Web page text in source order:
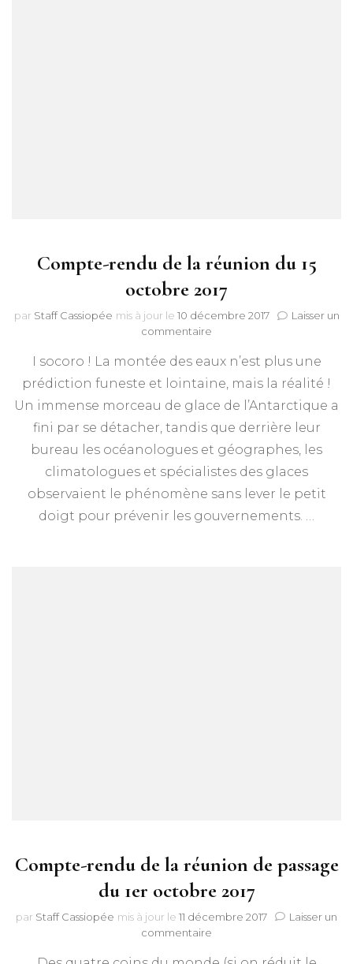
Compte-rendu de la réunion du 15
octobre 2017
par Staff Cassiopée mis à jour le 10 décembre 2017
Laisser un
commentaire
rendu
de
réunion
du
octobre
2017
I socoro ! La montée des eaux n’est plus une
prédiction funeste et lointaine, mais la réalité !
Un immense morceau de glace de l’Antarctique a
fini par se détacher, tandis que derrière leur
bureau les océanologues et géographes, les
climatologues et spécialistes des glaces
observaient le phénomène sans lever le petit
doigt pour prévenir les gouvernements. …
Compte-rendu de la réunion de passage
du 1er octobre 2017
par Staff Cassiopée mis à jour le 11 décembre 2017
Laisser un
commentaire